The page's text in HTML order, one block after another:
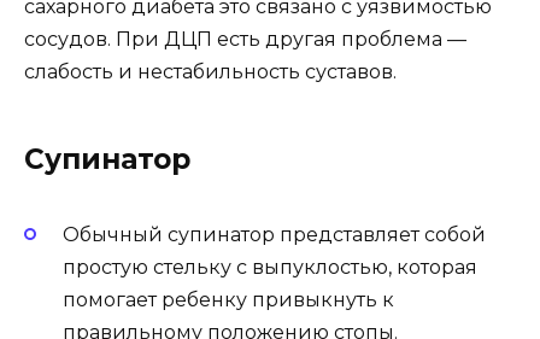
сахарного диабета это связано с уязвимостью
сосудов. При ДЦП есть другая проблема —
слабость и нестабильность суставов.
Супинатор
Обычный супинатор представляет собой
простую стельку с выпуклостью, которая
помогает ребенку привыкнуть к
правильному положению стопы.